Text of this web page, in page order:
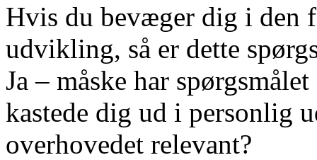
Hvis du bevæger dig i den
udvikling, så er dette
Ja – måske har
kastede dig ud i personlig
overhovedet relevant?